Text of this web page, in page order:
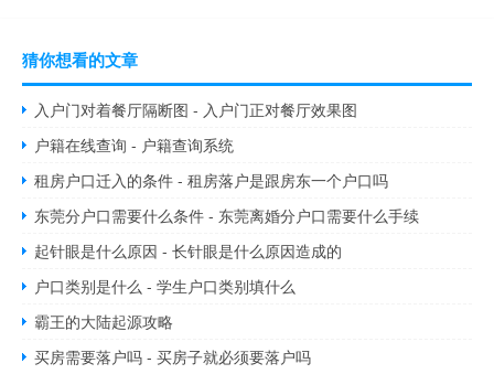
猜你想看的文章
入户门对着餐厅隔断图 - 入户门正对餐厅效果图
户籍在线查询 - 户籍查询系统
租房户口迁入的条件 - 租房落户是跟房东一个户口吗
东莞分户口需要什么条件 - 东莞离婚分户口需要什么手续
起针眼是什么原因 - 长针眼是什么原因造成的
户口类别是什么 - 学生户口类别填什么
霸王的大陆起源攻略
买房需要落户吗 - 买房子就必须要落户吗